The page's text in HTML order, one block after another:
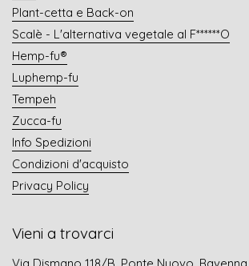
Plant-cetta e Back-on
Scalè - L'alternativa vegetale al F******O
Hemp-fu®
Luphemp-fu
Tempeh
Zucca-fu
Info Spedizioni
Condizioni d'acquisto
Privacy Policy
Vieni a trovarci